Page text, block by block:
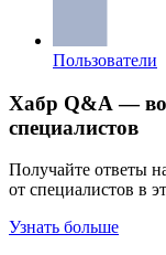
Пользователи
Хабр Q&A —
специалистов
Получайте ответы
от специалистов в
Узнать больше